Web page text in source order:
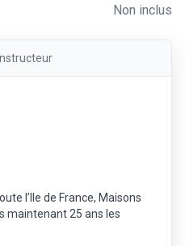
Non inclus
l’Ile de France, Maisons
maintenant 25 ans les